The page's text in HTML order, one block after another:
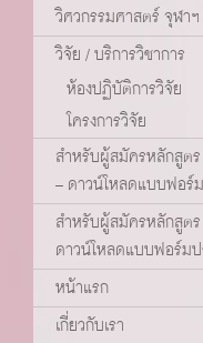
วิศวกรรมศาสตร์ จุฬาฯ
วิจัย / บริการวิชาการ
ห้องปฏิบัติการวิจัย
โครงการวิจัย
สำหรับผู้สมัครหลักสูต
– ดาวน์โหลดแบบฟอร์
สำหรับผู้สมัครหลักสูต
ดาวน์โหลดแบบฟอร์ม
หน้าแรก
เกี่ยวกับเรา